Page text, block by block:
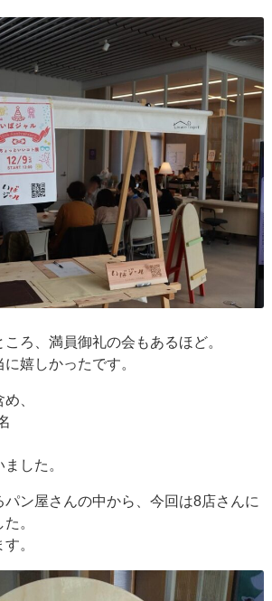
ろ、満員御礼の会もあるほど。
嬉しかったです。
、
した。
ン屋さんの中から、今回は8店さんに
。
。